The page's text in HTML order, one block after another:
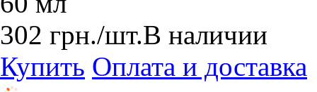
302 грн./шт.В наличии
Купить Оплата и доставка